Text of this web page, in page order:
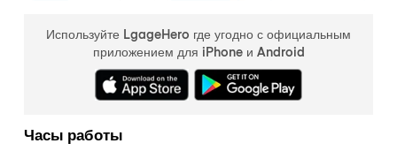
Используйте LgageHero где угодно с официальным
приложением для iPhone и Android
Часы работы